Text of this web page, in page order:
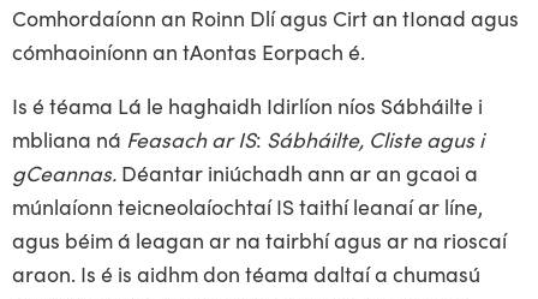
Comhordaíonn an Roinn Dlí agus Cirt an tIonad agus
cómhaoiníonn an tAontas Eorpach é.
Is é téama Lá le haghaidh Idirlíon níos Sábháilte i
mbliana ná Feasach ar IS: Sábháilte, Cliste agus i
gCeannas. Déantar iniúchadh ann ar an gcaoi a
múnlaíonn teicneolaíochtaí IS taithí leanaí ar líne,
agus béim á leagan ar na tairbhí agus ar na rioscaí
araon. Is é is aidhm don téama daltaí a chumasú